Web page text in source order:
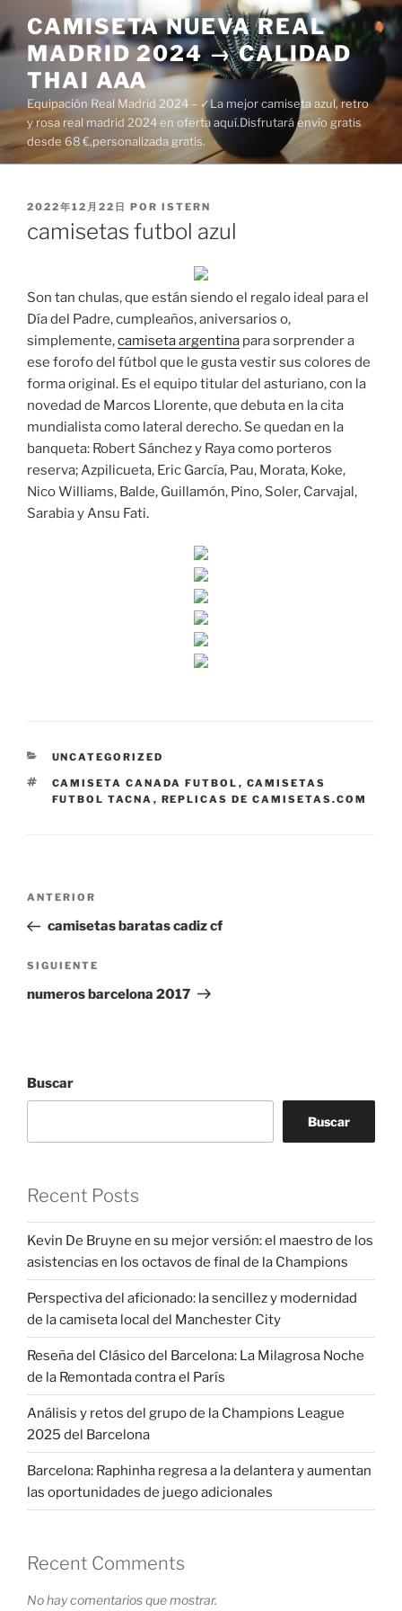
al
contenido
CAMISETA NUEVA REAL
MADRID 2024 → CALIDAD
THAI AAA
Equipación Real Madrid 2024 – ✓La mejor camiseta azul, retro
y rosa real madrid 2024 en oferta aquí.Disfrutará envío gratis
desde 68 €,personalizada gratis.
PUBLICADO
2022年12月22日 POR ISTERN
camisetas futbol azul
Son tan chulas, que están siendo el regalo ideal para el
Día del Padre, cumpleaños, aniversarios o,
simplemente,camiseta argentina para sorprender a
ese forofo del fútbol que le gusta vestir sus colores de
forma original. Es el equipo titular del asturiano, con la
novedad de Marcos Llorente, que debuta en la cita
mundialista como lateral derecho. Se quedan en la
banqueta: Robert Sánchez y Raya como porteros
reserva; Azpilicueta, Eric García, Pau, Morata, Koke,
Nico Williams, Balde, Guillamón, Pino, Soler, Carvajal,
Sarabia y Ansu Fati.
CATEGORÍAS
UNCATEGORIZED
ETIQUETAS
CAMISETA CANADA FUTBOL , CAMISETAS
FUTBOL TACNA , REPLICAS DE CAMISETAS.COM
Navegación
entradas
Entrada
anterior:
ANTERIOR
camisetas baratas cadiz cf
Siguiente
entrada
SIGUIENTE
numeros barcelona 2017
Buscar
Buscar
Recent Posts
Kevin De Bruyne en su mejor versión: el maestro de los
asistencias en los octavos de final de la Champions
Perspectiva del aficionado: la sencillez y modernidad
de la camiseta local del Manchester City
Reseña del Clásico del Barcelona: La Milagrosa Noche
de la Remontada contra el París
Análisis y retos del grupo de la Champions League
2025 del Barcelona
Barcelona: Raphinha regresa a la delantera y aumentan
las oportunidades de juego adicionales
Recent Comments
No hay comentarios que mostrar.